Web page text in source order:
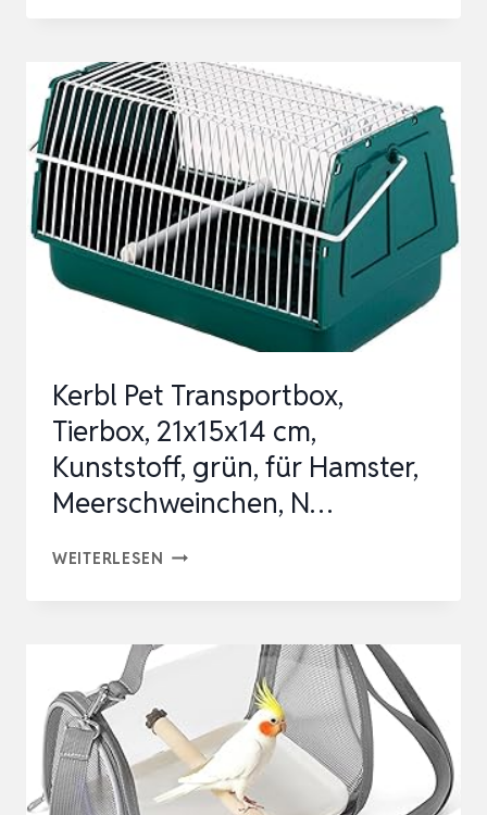
ZUBEHÖR,
VOGEL
TRANSPORTBOX
MIT
HOLZSTAB
UND
TABLETT,
Kerbl Pet Transportbox,
Tierbox, 21x15x14 cm,
Kunststoff, grün, für Hamster,
Meerschweinchen, N…
WEITERLESEN KERBL
TIERBOX,
CM,
KUNSTSTOFF,
GRÜN,